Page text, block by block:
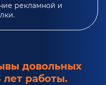
рекламной и
довольных
лет работы.